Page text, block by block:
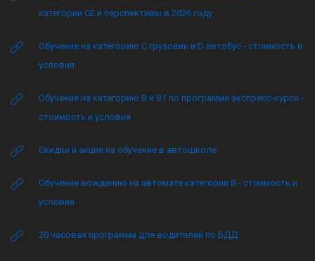
категории CE и перспективы в 2026 году
Обучение на категорию C грузовик и D автобус - стоимость и
условия
Обучение на категорию B и B1 по программе экспресс-курса -
стоимость и условия
Скидки и акции на обучение в автошколе
Обучение вождению на автомате категории B - стоимость и
условия
20 часовая программа для водителей по БДД